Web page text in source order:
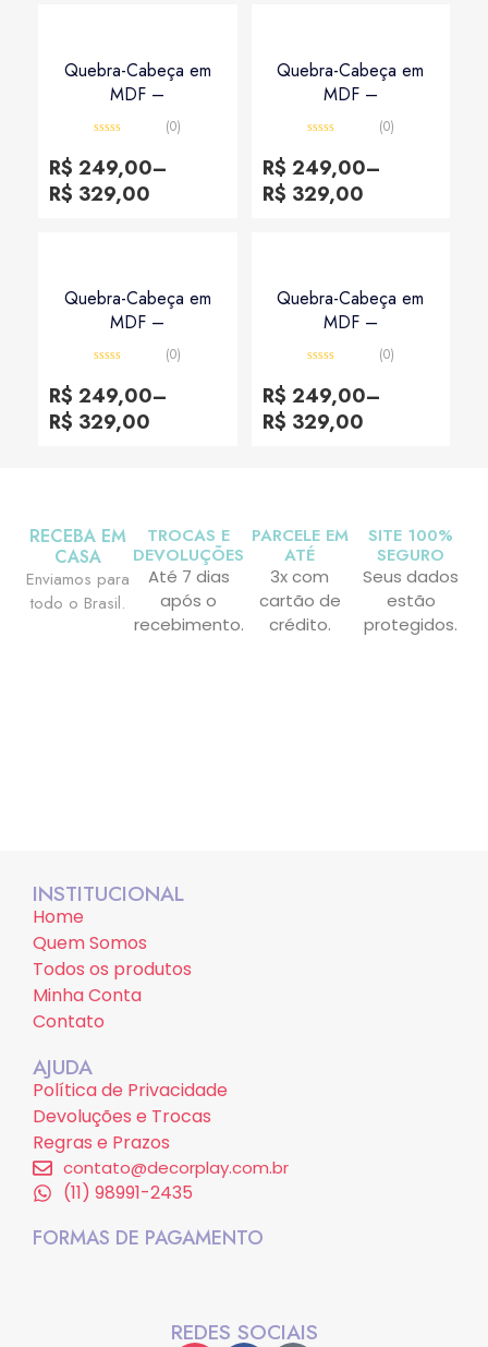
Quebra-Cabeça em
MDF –
0
de
5
(0)
R$ 249,00–
R$ 329,00
Quebra-Cabeça em
MDF –
0
de
5
(0)
R$ 249,00–
R$ 329,00
Quebra-Cabeça em
MDF –
0
de
5
(0)
R$ 249,00–
R$ 329,00
Quebra-Cabeça em
MDF –
0
de
5
(0)
R$ 249,00–
R$ 329,00
RECEBA EM
CASA
Enviamos para
todo o Brasil.
TROCAS E
DEVOLUÇÕES
Até 7 dias
após o
recebimento.
PARCELE EM
ATÉ
3x com
cartão de
crédito.
SITE 100%
SEGURO
Seus dados
estão
protegidos.
INSTITUCIONAL
Home
Quem Somos
Todos os produtos
Minha Conta
Contato
AJUDA
Política de Privacidade
Devoluções e Trocas
Regras e Prazos
contato@decorplay.com.br
(11) 98991-2435
FORMAS DE PAGAMENTO
REDES SOCIAIS